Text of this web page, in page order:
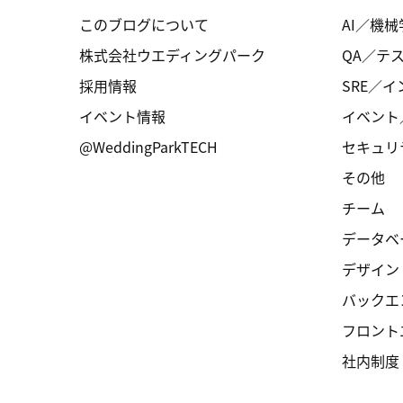
AI／機械
QA／テ
SRE／
イベン
セキュ
その他
チーム
データ
デザイン
バック
フロン
社内制度
このブログについて
株式会社ウエディングパーク
採用情報
イベント情報
@WeddingParkTECH